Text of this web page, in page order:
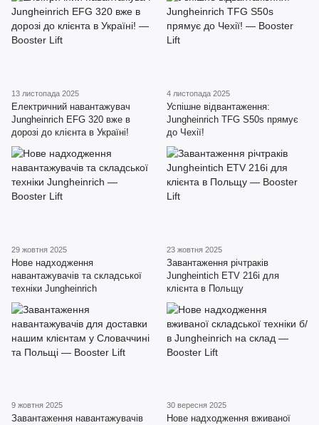
13 листопада 2025
Електричний навантажувач
Jungheinrich EFG 320 вже в
дорозі до клієнта в Україні!
4 листопада 2025
Успішне відвантаження:
Jungheinrich TFG S50s прямує
до Чехії!
29 жовтня 2025
Нове надходження
навантажувачів та складської
техніки Jungheinrich
23 жовтня 2025
Завантаження річтраків
Jungheintich ETV 216i для
клієнта в Польщу
9 жовтня 2025
Завантаження навантажувачів
30 вересня 2025
Нове надходження вживаної